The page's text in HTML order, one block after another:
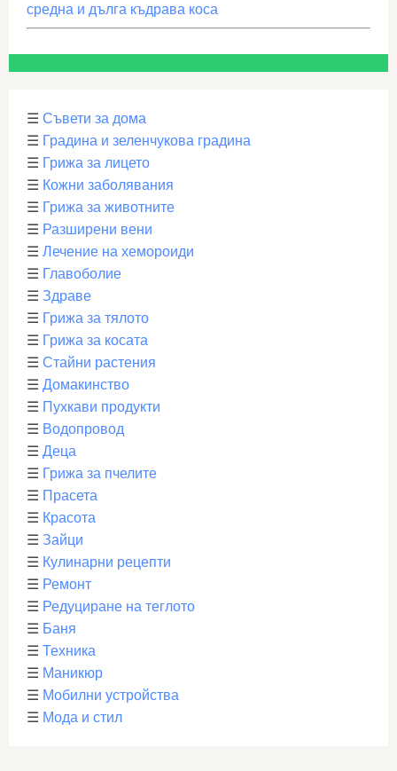
средна и дълга къдрава коса
☰ Съвети за дома
☰ Градина и зеленчукова градина
☰ Грижа за лицето
☰ Кожни заболявания
☰ Грижа за животните
☰ Разширени вени
☰ Лечение на хемороиди
☰ Главоболие
☰ Здраве
☰ Грижа за тялото
☰ Грижа за косата
☰ Стайни растения
☰ Домакинство
☰ Пухкави продукти
☰ Водопровод
☰ Деца
☰ Грижа за пчелите
☰ Прасета
☰ Красота
☰ Зайци
☰ Кулинарни рецепти
☰ Ремонт
☰ Редуциране на теглото
☰ Баня
☰ Техника
☰ Маникюр
☰ Мобилни устройства
☰ Мода и стил